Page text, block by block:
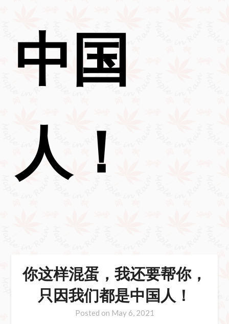
中国
人！
你这样混蛋，我还要帮你，
只因我们都是中国人！
Posted on May 6, 2021